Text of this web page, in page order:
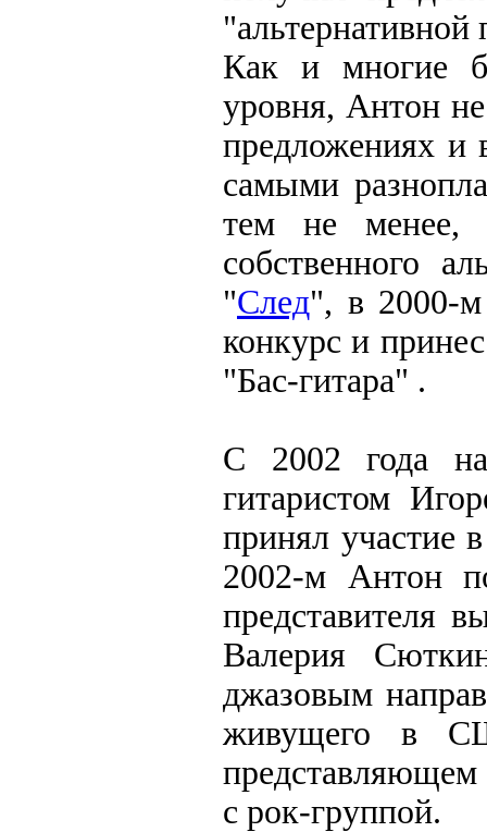
Как и многие
уровня, Антон
предложениях и
самыми
тем не менее,
собственного
"След", в 2000-м
конкурс и
"Бас-гитара" .
С 2002 года
гитаристом
принял участие
2002-м Антон
представителя
Валерия
джазовым
живущего в
представляющем
с рок-группой.